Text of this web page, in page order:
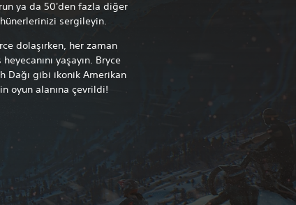
ya da 50'den fazla diğer
hünerlerinizi sergileyin.
dolaşırken, her zaman
yaşayın. Bryce
Dağı gibi ikonik Amerikan
oyun alanına çevrildi!